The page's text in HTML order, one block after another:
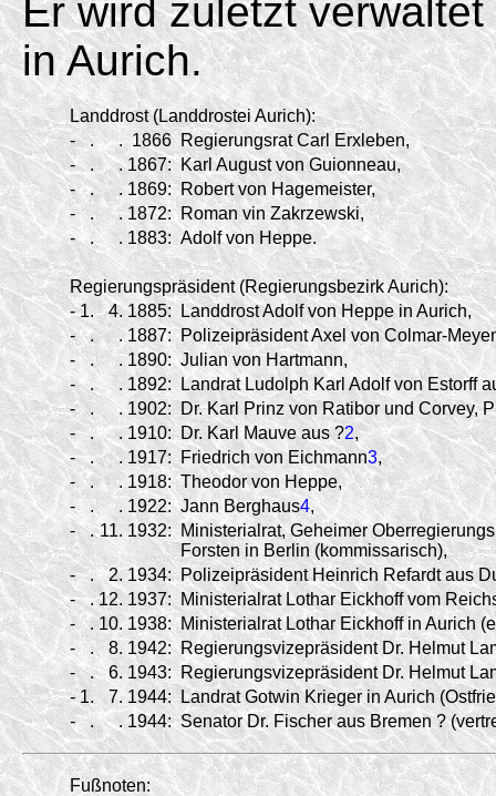
Er wird zuletzt
in Aurich.
Landdrost (Landdrostei Aurich):
-
. . 1866 Regierungsrat Carl Erxleben,
-
. . 1867: Karl August von Guionneau,
-
. . 1869: Robert von Hagemeister,
-
. . 1872: Roman vin Zakrzewski,
-
. . 1883: Adolf von Heppe.
Regierungspräsident (Regierungsbezirk Aurich):
- 1. 4. 1885:
Landdrost Adolf von Heppe in Aurich,
-
. . 1887: Polizeipräsident Axel von Colmar-
-
. . 1890: Julian von Hartmann,
-
. . 1892:
Landrat Ludolph Karl Adolf von Estorff
-
. . 1902: Dr. Karl Prinz von Ratibor und Corvey,
-
. . 1910: Dr. Karl Mauve aus ?2,
-
. . 1917: Friedrich von Eichmann3,
-
. . 1918: Theodor von Heppe,
-
. . 1922: Jann Berghaus4,
-
. 11. 1932:
Ministerialrat, Geheimer
Forsten in Berlin (kommissarisch),
-
. 2. 1934:
Polizeipräsident Heinrich Refardt aus
-
. 12. 1937:
Ministerialrat Lothar Eickhoff vom
-
. 10. 1938: Ministerialrat Lothar Eickhoff in Aurich
-
. 8. 1942: Regierungsvizepräsident Dr. Helmut
-
. 6. 1943:
Regierungsvizepräsident Dr. Helmut
- 1. 7. 1944: Landrat Gotwin Krieger in Aurich
-
. . 1944: Senator Dr. Fischer aus Bremen ?
Fußnoten: